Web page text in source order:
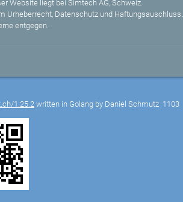
Website liegt bei Simtech AG, Schweiz.
Urheberrecht, Datenschutz und Haftungsauschluss.
entgegen.
1.25.2written in Golang by Daniel Schmutz 1103